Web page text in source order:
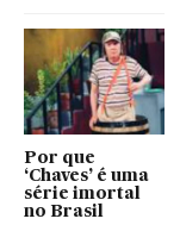
Por que
‘Chaves’ é uma
série imortal
no Brasil